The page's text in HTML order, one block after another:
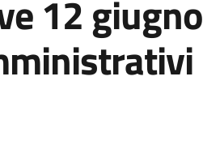
12 giugno